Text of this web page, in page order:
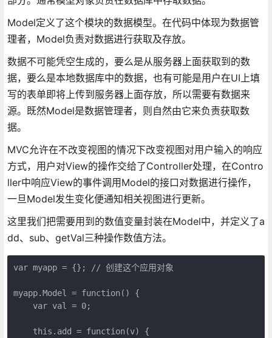
Model定义了这个模块的数据模型。在代码中体现为数据管
理者，Model负责对数据进行获取及存放。
数据不可能凭空生成的，要么是从服务器上面获取到的数
据，要么是本地数据库中的数据，也有可能是用户在UI上填
写的表单即将上传到服务器上面存放，所以需要有数据来
源。既然Model是数据管理者，则自然由它来负责获取数
据。
MVC允许在不改变视图的情况下改变视图对用户输入的响应
方式，用户对View的操作交给了Controller处理，在Contro
ller中响应View的事件调用Model的接口对数据进行操作，
一旦Model发生变化便通知相关视图进行更新。
这里我们把需要用到的数值变量封装在Model中，并定义了a
dd、sub、getVal三种操作数值方法。
var myapp = {}; // 创建这个应用对象
myapp.Model = function() {
    var val = 0;
    this.add = function(v) {